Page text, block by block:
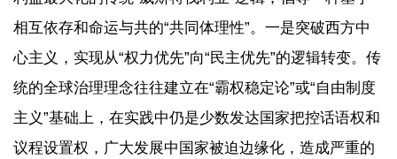
相互依存和命运与共的“共同体理性”。一是突破西方中
心主义，实现从“权力优先”向“民主优先”的逻辑转变。传
统的全球治理理念往往建立在“霸权稳定论”或“自由制度
主义”基础上，在实践中仍是少数发达国家把控话语权和
议程设置权，广大发展中国家被迫边缘化，造成严重的